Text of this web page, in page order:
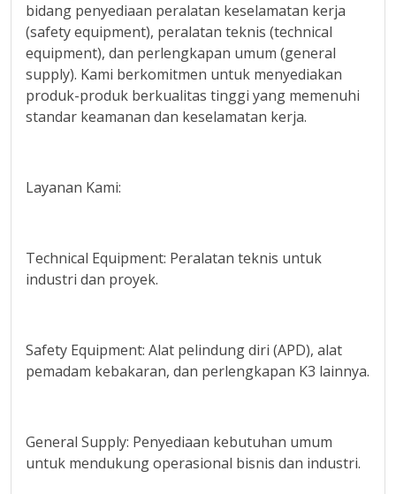
bidang penyediaan peralatan keselamatan kerja
(safety equipment), peralatan teknis (technical
equipment), dan perlengkapan umum (general
supply). Kami berkomitmen untuk menyediakan
produk-produk berkualitas tinggi yang memenuhi
standar keamanan dan keselamatan kerja.
Layanan Kami:
Technical Equipment: Peralatan teknis untuk
industri dan proyek.
Safety Equipment: Alat pelindung diri (APD), alat
pemadam kebakaran, dan perlengkapan K3 lainnya.
General Supply: Penyediaan kebutuhan umum
untuk mendukung operasional bisnis dan industri.